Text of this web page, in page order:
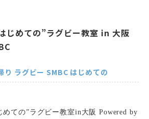
めての”ラグビー教室 in 大阪
り ラグビー SMBC はじめての